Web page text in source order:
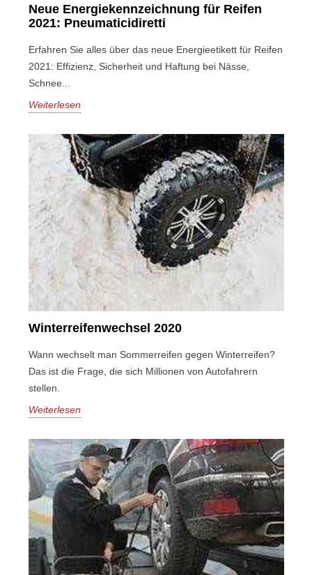
Neue Energiekennzeichnung für Reifen
2021: Pneumaticidiretti
Erfahren Sie alles über das neue Energieetikett für Reifen
2021: Effizienz, Sicherheit und Haftung bei Nässe,
Schnee...
Weiterlesen
Winterreifenwechsel 2020
Wann wechselt man Sommerreifen gegen Winterreifen?
Das ist die Frage, die sich Millionen von Autofahrern
stellen.
Weiterlesen